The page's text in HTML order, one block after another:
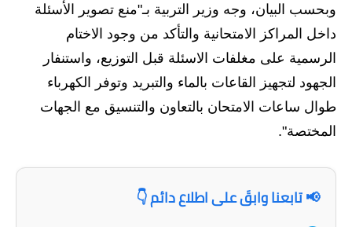
المرحلة الاعدادية
مرشحات
المرحلة الابتدائية
المرحلة الاعدادية
كتب مدرسية
وبحسب البيان، وجه وزير التربية بـ"منع تصوير الأسئلة
داخل المراكز الامتحانية والتأكد من وجود الاختام
الرسمية على مغلفات الاسئلة قبل التوزيع، واستنفار
الجهود لتجهيز القاعات بالماء والتبريد وتوفر الكهرباء
طوال ساعات الامتحان بالتعاون والتنسيق مع الجهات
المختصة".
📢 تابعنا وابقَ على اطلاع دائم 👇